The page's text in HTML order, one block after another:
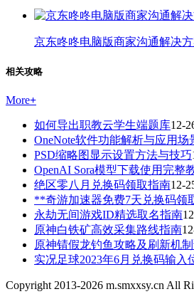
京东咚咚电脑版商家沟通解决
相关攻略
More+
如何导出职教云学生端题库12-
OneNote软件功能解析与应用场
PSD缩略图显示设置方法与技巧
OpenAI Sora模型下载使用完整
绝区零八月兑换码领取指南12-
**奇游加速器免费7天兑换码领
永劫无间游戏ID精选取名指南
原神白铁矿高效采集路线指南
原神锖假龙钓鱼攻略及刷新机
实况足球2023年6月兑换码输入
Copyright 2013-2026 m.smxxsy.cn All